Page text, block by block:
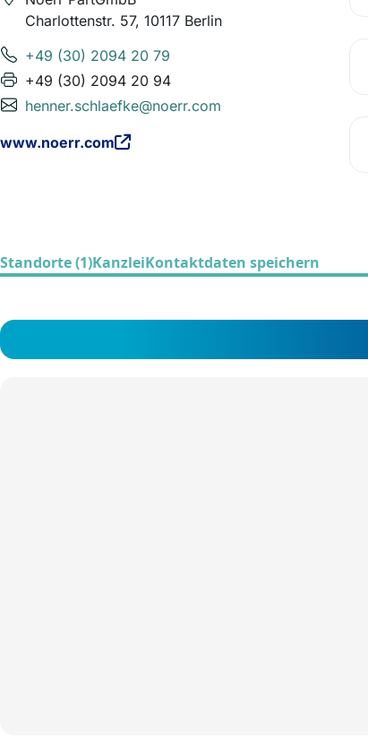
Charlottenstr. 57, 10117 Berlin
+49 (30) 2094 20 79
+49 (30) 2094 20 94
henner.schlaefke@noerr.com
www.noerr.com
Standorte (1)KanzleiKontaktdaten speichern